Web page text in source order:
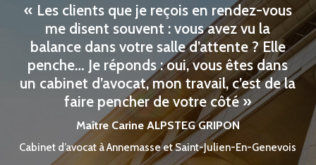
« Les clients que je reçois en rendez-vous
me disent souvent : vous avez vu la
balance dans votre salle d’attente ? Elle
penche… Je réponds : oui, vous êtes dans
un cabinet d’avocat, mon travail, c’est de la
faire pencher de votre côté »
Maître Carine ALPSTEG GRIPON
Cabinet d’avocat à Annemasse et Saint-Julien-En-Genevois